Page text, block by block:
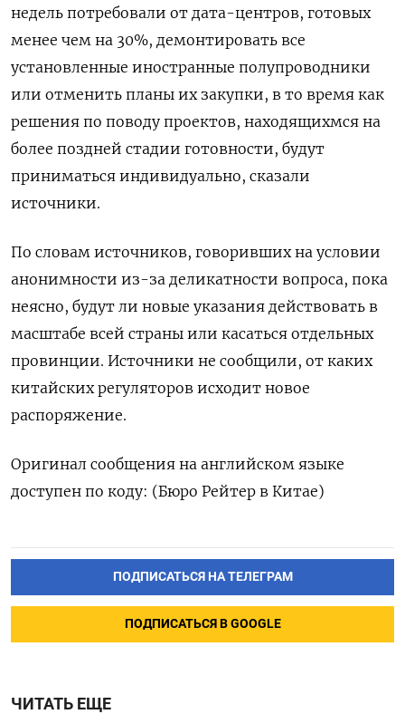
недель потребовали от дата-центров, готовых
менее чем на 30%, демонтировать все
установленные иностранные полупроводники
или отменить планы их закупки, в то время как
решения по поводу проектов, находящихмся на
более поздней стадии готовности, будут
приниматься индивидуально, сказали
источники.
По словам источников, говоривших на условии
анонимности из-за деликатности вопроса, пока
неясно, будут ли новые указания действовать в
масштабе всей страны или касаться отдельных
провинции. Источники не сообщили, от каких
китайских регуляторов исходит новое
распоряжение.
Оригинал сообщения на английском языке
доступен по коду: (Бюро Рейтер в Китае)
ПОДПИСАТЬСЯ НА ТЕЛЕГРАМ
ПОДПИСАТЬСЯ В GOOGLE
ЧИТАТЬ ЕЩЕ